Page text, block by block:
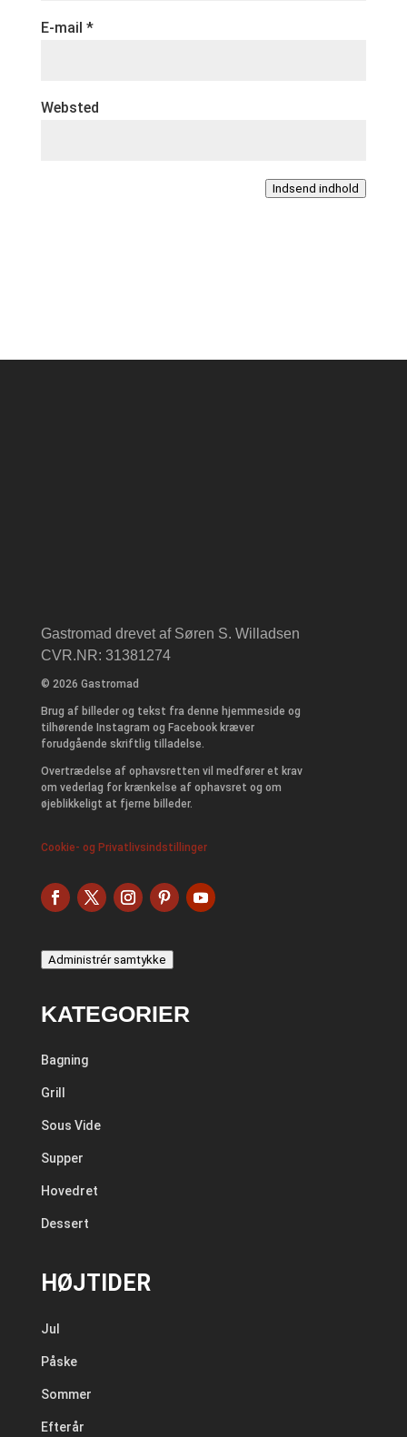
E-mail *
Websted
Indsend indhold
Gastromad drevet af Søren S. Willadsen
CVR.NR: 31381274
© 2026 Gastromad
Brug af billeder og tekst fra denne hjemmeside og
tilhørende Instagram og Facebook kræver
forudgående skriftlig tilladelse.
Overtrædelse af ophavsretten vil medfører et krav
om vederlag for krænkelse af ophavsret og om
øjeblikkeligt at fjerne billeder.
Cookie- og Privatlivsindstillinger
Administrér samtykke
KATEGORIER
Bagning
Grill
Sous Vide
Supper
Hovedret
Dessert
HØJTIDER
Jul
Påske
Sommer
Efterår